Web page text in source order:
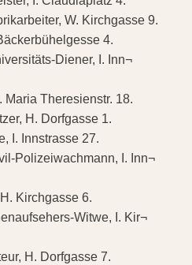
W. Kirchgasse 9.
4.
Diener, I. Inn¬
Maria Theresienstr. 18.
H. Dorfgasse 1.
I. Innstrasse 27.
Polizeiwachmann, I. Inn¬
Kirchgasse 6.
Witwe, I. Kir¬
H. Dorfgasse 7.